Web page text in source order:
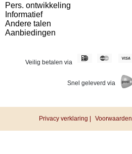
Pers. ontwikkeling
Informatief
Andere talen
Aanbiedingen
Veilig betalen via
Snel geleverd via
Privacy verklaring | Voorwaarden |